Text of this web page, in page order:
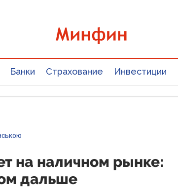
Банки Страхование Инвестиции
на наличном рынке:
дальше